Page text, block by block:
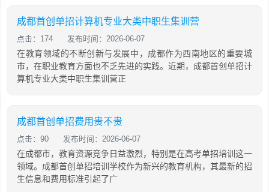
成都首创单招计算机专业大类中职生集训营
点击：174 发布时间：2026-06-07
在教育领域的不断创新与发展中，成都作为西南地区的重要城
市，在职业教育方面也不乏先进的实践。近期，成都首创单招计
算机专业大类中职生集训营正
成都首创单招费用贵不贵
点击：90 发布时间：2026-06-07
在成都市，教育资源竞争日益激烈，特别是在高考单招培训这一
领域。成都首创单招培训学校作为新兴的教育机构，其最新的招
生信息和费用标准引起了广